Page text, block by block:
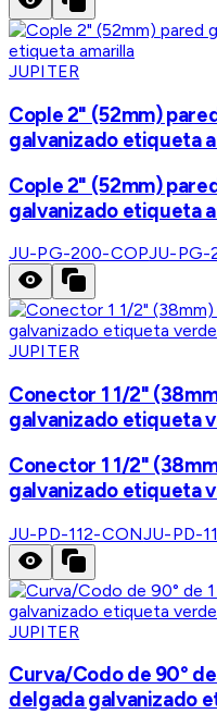
JUPITER
Cople 2" (52mm)
galvanizado etiqueta
Cople 2" (52mm)
galvanizado etiqueta
JU-PG-200-COPJU-PG-
JUPITER
Conector 1 1/2"
galvanizado etiqueta
Conector 1 1/2"
galvanizado etiqueta
JU-PD-112-CONJU-PD-
JUPITER
Curva/Codo de 90°
delgada galvanizado